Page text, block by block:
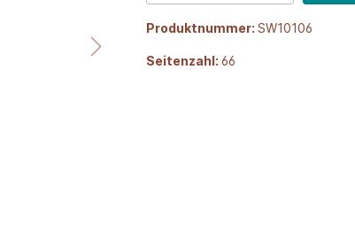
Produktnummer: SW10106
Seitenzahl: 66